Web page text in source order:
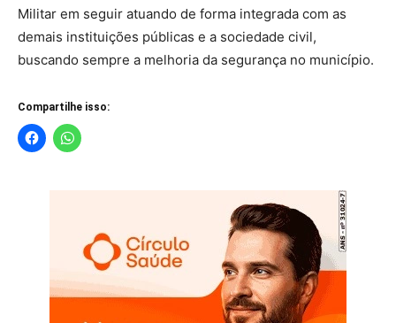
Militar em seguir atuando de forma integrada com as
demais instituições públicas e a sociedade civil,
buscando sempre a melhoria da segurança no município.
Compartilhe isso: